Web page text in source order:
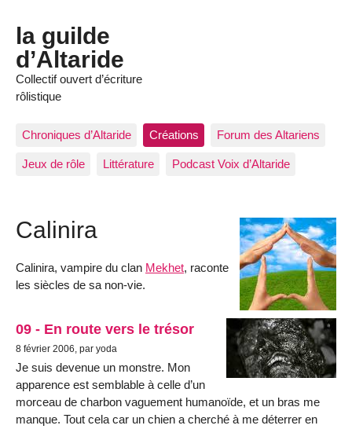
la guilde
d’Altaride
Collectif ouvert d’écriture
rôlistique
Chroniques d’Altaride Créations Forum des Altariens
Jeux de rôle Littérature Podcast Voix d’Altaride
Calinira
Calinira, vampire du clan Mekhet, raconte
les siècles de sa non-vie.
09 - En route vers le trésor
8 février 2006, par yoda
Je suis devenue un monstre. Mon
apparence est semblable à celle d’un
morceau de charbon vaguement humanoïde, et un bras me
manque. Tout cela car un chien a cherché à me déterrer en